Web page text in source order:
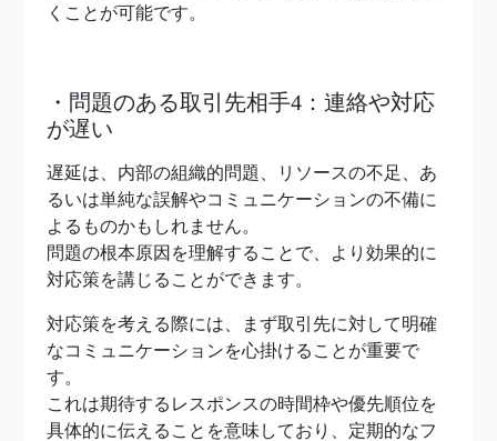
くことが可能です。
・問題のある取引先相手4：連絡や対応
が遅い
遅延は、内部の組織的問題、リソースの不足、あ
るいは単純な誤解やコミュニケーションの不備に
よるものかもしれません。
問題の根本原因を理解することで、より効果的に
対応策を講じることができます。
対応策を考える際には、まず取引先に対して明確
なコミュニケーションを心掛けることが重要で
す。
これは期待するレスポンスの時間枠や優先順位を
具体的に伝えることを意味しており、定期的なフ